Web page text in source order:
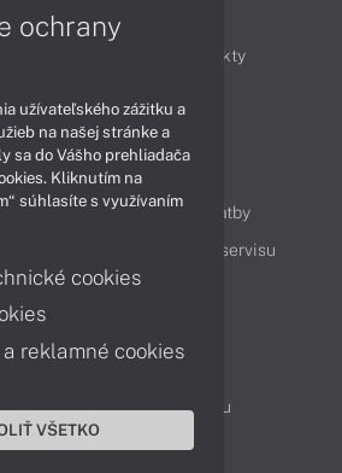
Články
Produkty
Obsah
Možnosti doručenia a platby
Cenník servisu
Kontakty
Reklamácia tovaru
ochrany
užívateľského zážitku a
na našej stránke a
sa do Vášho prehliadača
Kliknutím na
súhlasíte s využívaním
cookies
reklamné cookies
VŠETKO